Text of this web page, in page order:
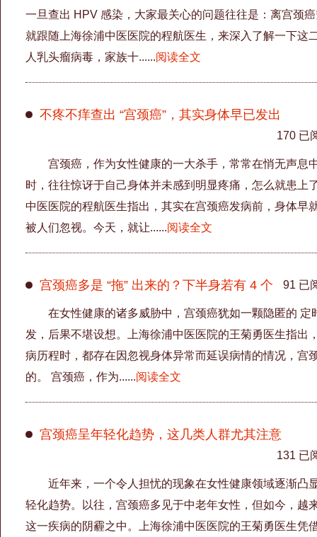
一旦查出 HPV 感染，大家最关心的问题往往是：离宫颈
就跟随上海徐浦中医医院的程航医生，来深入了解一下这
人乳头瘤病毒，家族十......阅读全文
不疼不痒查出 “宫颈癌”，其实身体早已发出
170 已
宫颈癌，作为女性健康的一大杀手，常常在悄无声息
时，往往惊讶于自己身体并未感到明显疼痛，怎么就患上
中医医院的程航医生指出，其实在宫颈癌发病前，身体早
被人们忽视。今天，就让......阅读全文
宫颈癌多是 “拖” 出来的？下半身若有 4 个 91 已
在女性健康的诸多威胁中，宫颈癌犹如一颗隐匿的 定
发，后果不堪设想。上海徐浦中医医院的王菊勇医生指出
病历程时，都存在因忽视身体异常而延误病情的情况，宫
的。 宫颈癌，作为......阅读全文
宫颈癌呈年轻化趋势，这几类人群尤其注意
131 已
近年来，一个令人担忧的现象在女性健康领域逐渐凸
轻化趋势。以往，宫颈癌多见于中老年女性，但如今，越
这一疾病的阴霾之中。上海徐浦中医医院的王菊勇医生凭